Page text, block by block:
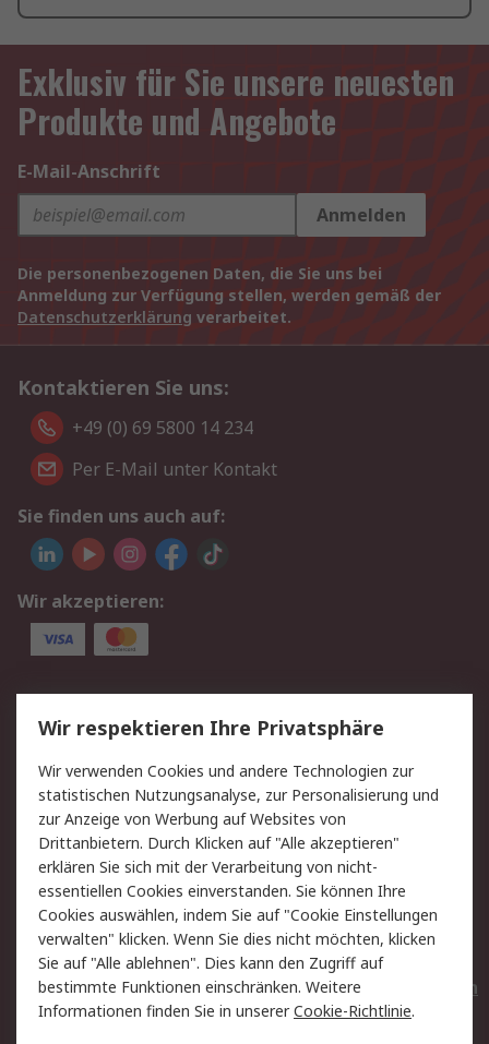
Exklusiv für Sie unsere neuesten
Produkte und Angebote
E-Mail-Anschrift
Anmelden
Die personenbezogenen Daten, die Sie uns bei
Anmeldung zur Verfügung stellen, werden gemäß der
Datenschutzerklärung verarbeitet.
Kontaktieren Sie uns:
+49 (0) 69 5800 14 234
Per E-Mail unter Kontakt
Sie finden uns auch auf:
Wir akzeptieren:
Service
Value Added Services
Lieferlösungen
Rücksendungen
Kontakt
Hilfe
Privatkunden
Rechtliches
AGB
Datenschutz
Cookie-Richtlinie
Zahlungsbedingungen
Copyright/Impressum
Entsorgung
Elektrogeräte/Batterien
Wir respektieren Ihre Privatsphäre
Wir verwenden Cookies und andere Technologien zur
statistischen Nutzungsanalyse, zur Personalisierung und
zur Anzeige von Werbung auf Websites von
Drittanbietern. Durch Klicken auf "Alle akzeptieren"
erklären Sie sich mit der Verarbeitung von nicht-
essentiellen Cookies einverstanden. Sie können Ihre
Cookies auswählen, indem Sie auf "Cookie Einstellungen
verwalten" klicken. Wenn Sie dies nicht möchten, klicken
Sie auf "Alle ablehnen". Dies kann den Zugriff auf
bestimmte Funktionen einschränken. Weitere
Informationen finden Sie in unsererCookie-Richtlinie.